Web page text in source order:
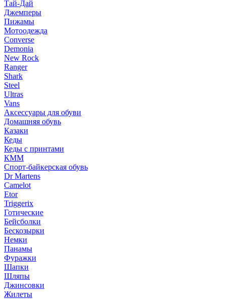
Тай-Дай
Джемперы
Пижамы
Мотоодежда
Converse
Demonia
New Rock
Ranger
Shark
Steel
Ultras
Vans
Аксессуары для обуви
Домашняя обувь
Казаки
Кеды
Кеды с принтами
КММ
Спорт-байкерская обувь
Dr Martens
Camelot
Etor
Triggerix
Готические
Бейсболки
Бескозырки
Немки
Панамы
Фуражки
Шапки
Шляпы
Джинсовки
Жилеты